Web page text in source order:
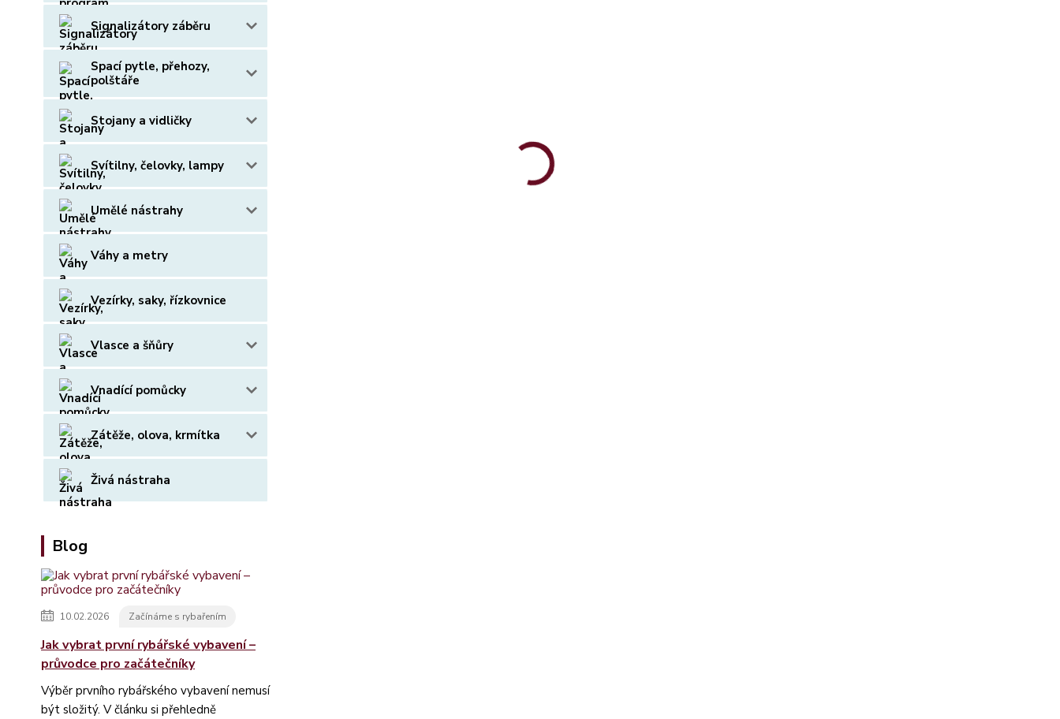
Signalizátory záběru
Spací pytle, přehozy,
polštáře
Stojany a vidličky
Svítilny, čelovky, lampy
Umělé nástrahy
Váhy a metry
Vezírky, saky, řízkovnice
Vlasce a šňůry
Vnadící pomůcky
Zátěže, olova, krmítka
Živá nástraha
Blog
10.02.2026 Začínáme s rybařením
Jak vybrat první rybářské vybavení –
průvodce pro začátečníky
Výběr prvního rybářského vybavení nemusí
být složitý. V článku si přehledně